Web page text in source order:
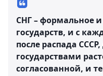
СНГ – формальное
государств, и с
после распада
государствами
согласованной, и